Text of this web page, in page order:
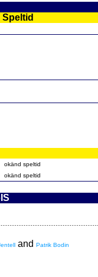
Speltid
okänd speltid
okänd speltid
and Patrik Bodin